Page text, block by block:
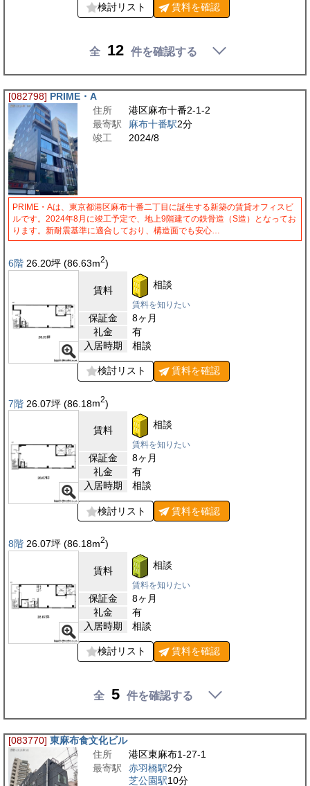
検討リスト 賃料を確認
全 12 件を確認する
[082798] PRIME・A
住所
港区麻布十番2-1-2
最寄駅
麻布十番駅2分
竣工
2024/8
PRIME・Aは、東京都港区麻布十番二丁目に誕生する新築の賃貸オフィスビ
ルです。2024年8月に竣工予定で、地上9階建ての鉄骨造（S造）となってお
ります。新耐震基準に適合しており、構造面でも安心…
6階 26.20坪 (86.63m2)
賃料 相談
賃料を知りたい
保証金
8ヶ月
礼金
有
入居時期
相談
検討リスト 賃料を確認
7階 26.07坪 (86.18m2)
賃料 相談
賃料を知りたい
保証金
8ヶ月
礼金
有
入居時期
相談
検討リスト 賃料を確認
8階 26.07坪 (86.18m2)
賃料 相談
賃料を知りたい
保証金
8ヶ月
礼金
有
入居時期
相談
検討リスト 賃料を確認
全 5 件を確認する
[083770] 東麻布食文化ビル
住所
港区東麻布1-27-1
最寄駅
赤羽橋駅2分
芝公園駅10分